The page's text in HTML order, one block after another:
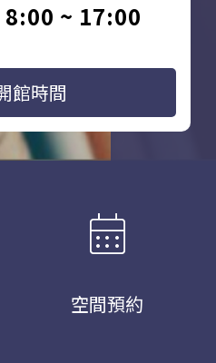
8:00 ~ 17:00
館時間
calendar_month
空間預約